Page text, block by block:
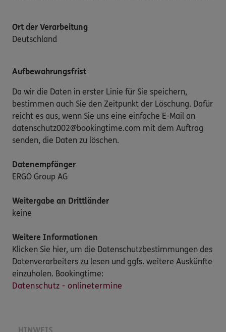
Ort der Verarbeitung
Deutschland
Aufbewahrungsfrist
Da wir die Daten in erster Linie für Sie speichern,
bestimmen auch Sie den Zeitpunkt der Löschung. Dafür
reicht es aus, wenn Sie uns eine einfache E-Mail an
datenschutz002@bookingtime.com mit dem Auftrag
senden, die Daten zu löschen.
Datenempfänger
ERGO Group AG
Weitergabe an Drittländer
keine
Weitere Informationen
Klicken Sie hier, um die Datenschutzbestimmungen des
Datenverarbeiters zu lesen und ggfs. weitere Auskünfte
einzuholen. Bookingtime:
Datenschutz - onlinetermine